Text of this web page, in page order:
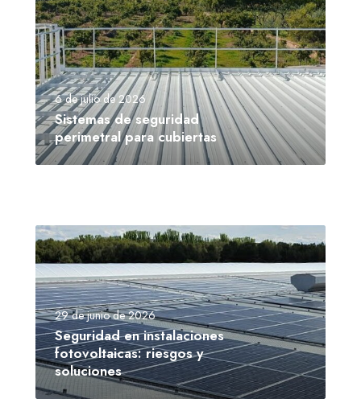
6 de julio de 2026
Sistemas de seguridad
perimetral para cubiertas
29 de junio de 2026
Seguridad en instalaciones
fotovoltaicas: riesgos y
soluciones